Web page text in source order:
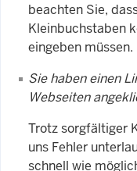
beachten Sie,
Kleinbuchstaben
eingeben müssen.
Sie haben einen
Webseiten
Trotz sorgfältiger
uns Fehler
schnell wie